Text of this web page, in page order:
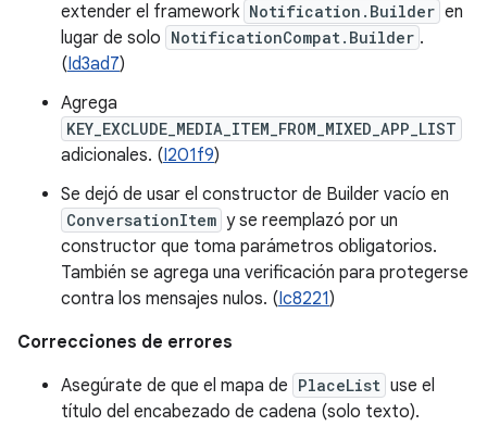
extender el framework Notification.Builder en
lugar de solo NotificationCompat.Builder .
(Id3ad7)
Agrega
KEY_EXCLUDE_MEDIA_ITEM_FROM_MIXED_APP_LIST
adicionales. (I201f9)
Se dejó de usar el constructor de Builder vacío en
ConversationItem y se reemplazó por un
constructor que toma parámetros obligatorios.
También se agrega una verificación para protegerse
contra los mensajes nulos. (Ic8221)
Correcciones de errores
Asegúrate de que el mapa de PlaceList use el
título del encabezado de cadena (solo texto).